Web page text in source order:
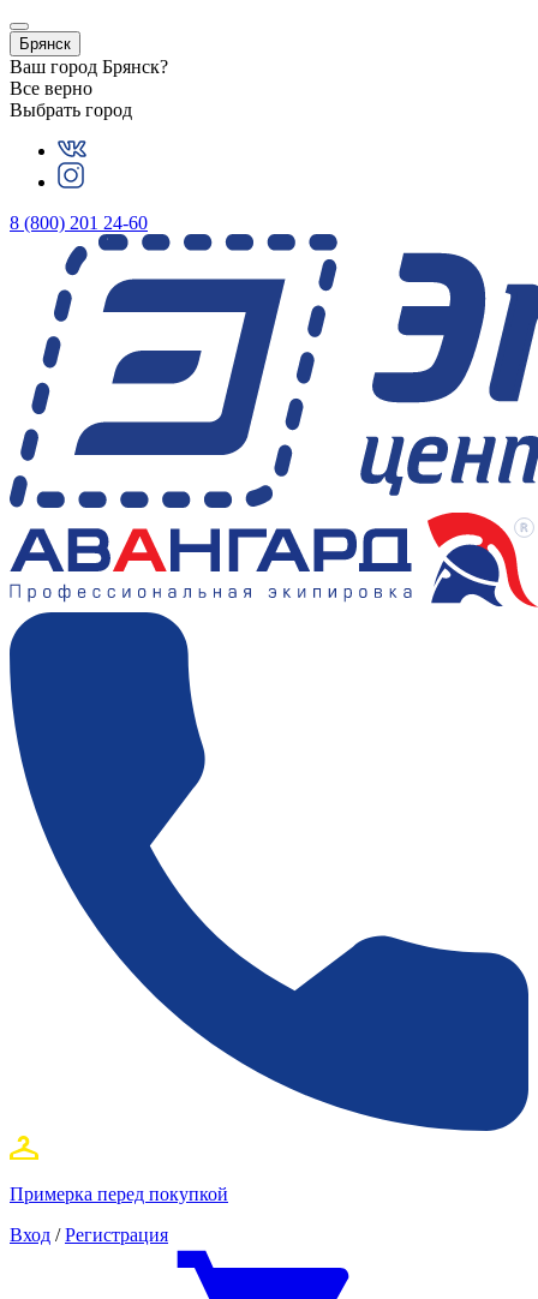
Брянск
Ваш город Брянск?
Все верно
Выбрать город
8 (800) 201 24-60
Примерка перед покупкой
Вход / Регистрация